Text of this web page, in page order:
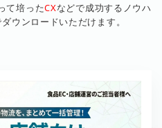
て培ったCXなどで成功するノウハ
ウンロードいただけます。